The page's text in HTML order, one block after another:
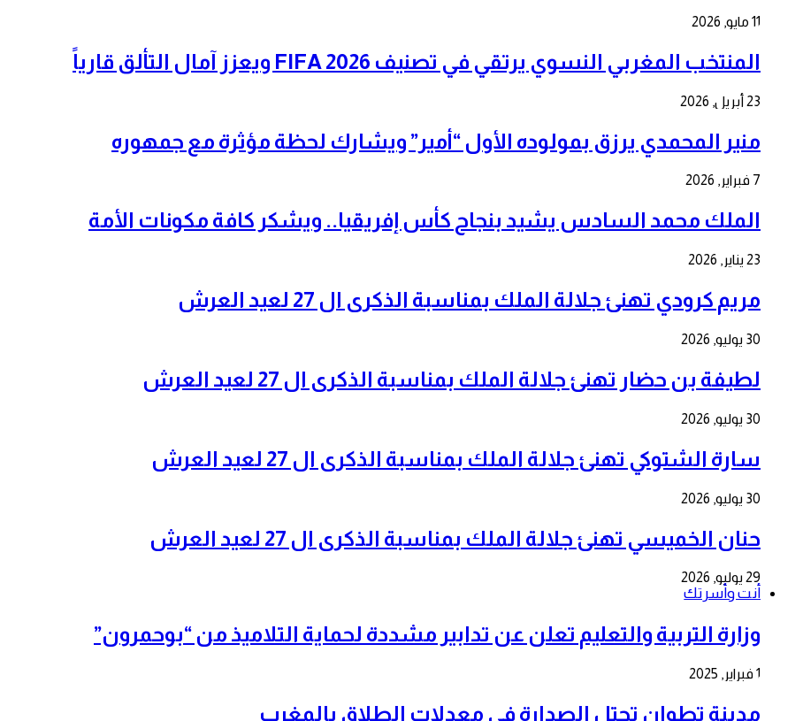
11 مايو, 2026
المنتخب المغربي النسوي يرتقي في تصنيف FIFA 2026 ويعزز آمال التألق قارياً
23 أبريل, 2026
منير المحمدي يرزق بمولوده الأول “أمير” ويشارك لحظة مؤثرة مع جمهوره
7 فبراير, 2026
الملك محمد السادس يشيد بنجاح كأس إفريقيا.. ويشكر كافة مكونات الأمة
23 يناير, 2026
مريم كرودي تهنئ جلالة الملك بمناسبة الذكرى ال 27 لعيد العرش
30 يوليو, 2026
لطيفة بن حضار تهنئ جلالة الملك بمناسبة الذكرى ال 27 لعيد العرش
30 يوليو, 2026
سارة الشتوكي تهنئ جلالة الملك بمناسبة الذكرى ال 27 لعيد العرش
30 يوليو, 2026
حنان الخميسي تهنئ جلالة الملك بمناسبة الذكرى ال 27 لعيد العرش
29 يوليو, 2026
أنت وأسرتك
وزارة التربية والتعليم تعلن عن تدابير مشددة لحماية التلاميذ من “بوحمرون”
1 فبراير, 2025
مدينة تطوان تحتل الصدارة في معدلات الطلاق بالمغرب